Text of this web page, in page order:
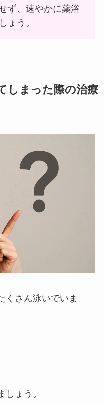
ず、速やかに薬浴
ょう。
しまった際の治療
くさん泳いでいま
しょう。